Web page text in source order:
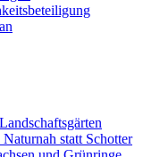
statt Schotter